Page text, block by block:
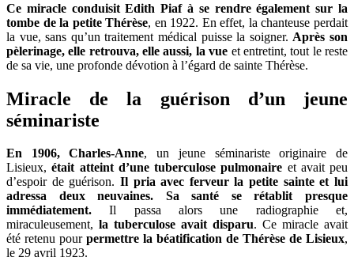
Ce miracle conduisit Edith Piaf à se rendre également sur la
tombe de la petite Thérèse, en 1922. En effet, la chanteuse perdait
la vue, sans qu’un traitement médical puisse la soigner. Après son
pèlerinage, elle retrouva, elle aussi, la vue et entretint, tout le reste
de sa vie, une profonde dévotion à l’égard de sainte Thérèse.
Miracle de la guérison d’un jeune
séminariste
En 1906, Charles-Anne, un jeune séminariste originaire de
Lisieux,était atteint d’une tuberculose pulmonaire et avait peu
d’espoir de guérison. Il pria avec ferveur la petite sainte et lui
adressa deux neuvaines. Sa santé se rétablit presque
immédiatement. Il passa alors une radiographie et,
miraculeusement, la tuberculose avait disparu. Ce miracle avait
été retenu pour permettre la béatification de Thérèse de Lisieux,
le 29 avril 1923.